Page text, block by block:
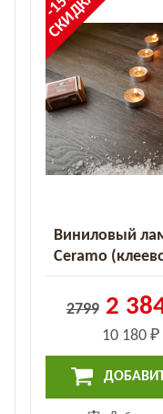
СКИДКА
Виниловый
Ceramo
(8890-
2799 2
10 180 ₽